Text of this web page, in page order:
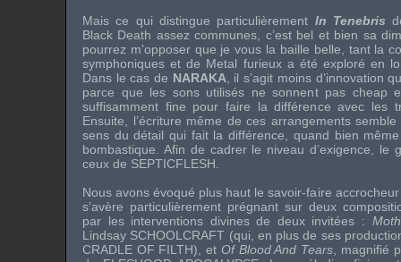
Mais ce qui distingue particulièrement In Tenebris
Black Death assez communes, c’est bel et bien sa
pourrez m’opposer que je vous la baille belle, tant la
symphoniques et de Metal furieux a été exploré en
Dans le cas de NARAKA , il s’agit moins d’innovation
parce que les sons utilisés ne sonnent pas cheap
suffisamment fine pour faire la différence avec les
Ensuite, l’écriture même de ces arrangements
sens du détail qui fait la différence, quand bien
bombastique. Afin de cadrer le niveau d’exigence, le
ceux de SEPTICFLESH
Nous avons évoqué plus haut le savoir-faire
s’avère particulièrement prégnant sur deux
par les interventions divines de deux invitées :
Lindsay SCHOOLCRAFT (qui, en plus de ses
CRADLE OF FILTH), et Of Blood And Tears , magnifié